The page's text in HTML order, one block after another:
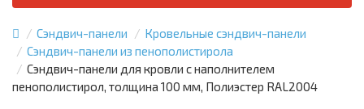
Сэндвич-панели
Кровельные сэндвич-панели
Сэндвич-панели из пенополистирола
Сэндвич-панели для кровли с наполнителем
пенополистирол, толщина 100 мм, Полиэстер RAL2004